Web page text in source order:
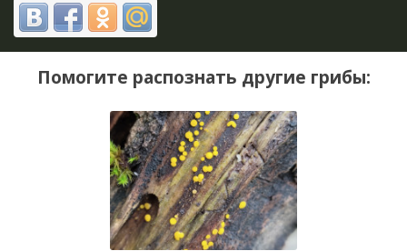
Помогите распознать другие грибы: